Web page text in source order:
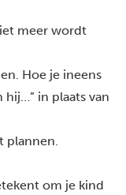
meer wordt
Hoe je ineens
in plaats van
plannen.
om je kind